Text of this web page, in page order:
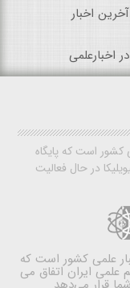
آخرین اخبار
اخبارعلمی
کشور است که پایگاه
در حال فعالیت
علمی کشور است که
ایران اتفاق می